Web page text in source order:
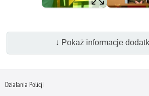
↓ Pokaż informacje
Działania Policji